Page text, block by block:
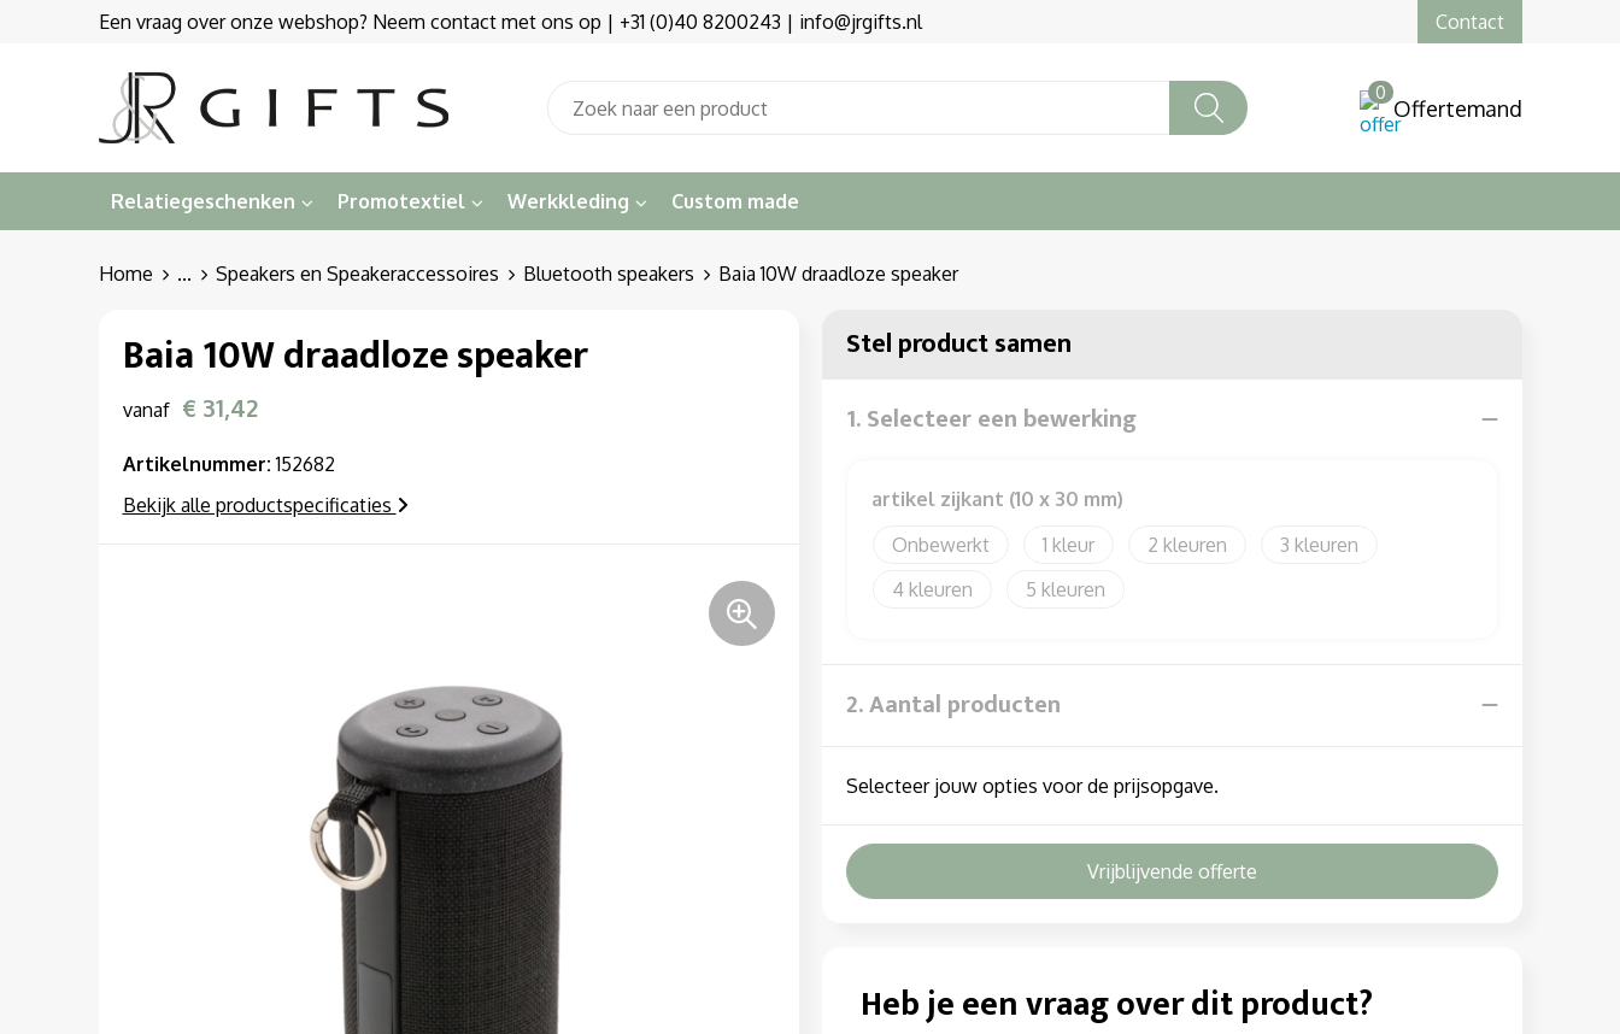
Een vraag over onze webshop? Neem contact met ons op | +31 (0)40 8200243 | info@jrgifts.nl Contact
0
Offertemand
Relatiegeschenken Promotextiel Werkkleding Custom made
Home ... Speakers en Speakeraccessoires Bluetooth speakers Baia 10W draadloze speaker
Baia 10W draadloze speaker
vanaf € 31,42
Artikelnummer: 152682
Bekijk alle productspecificaties
Stel product samen
1. Selecteer een bewerking
artikel zijkant (10 x 30 mm)
Onbewerkt
1 2
3
4
5
2. Aantal producten
Selecteer jouw opties voor de prijsopgave.
Vrijblijvende offerte
Heb je een vraag over dit product?